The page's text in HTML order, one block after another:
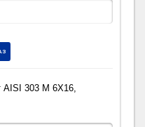
AISI 303 M 6X16,